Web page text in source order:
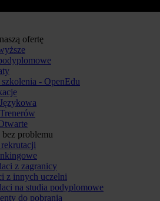
ofertę
- OpenEdu
problemu
z zagranicy
z innych uczelni
na studia podyplomowe
do pobrania